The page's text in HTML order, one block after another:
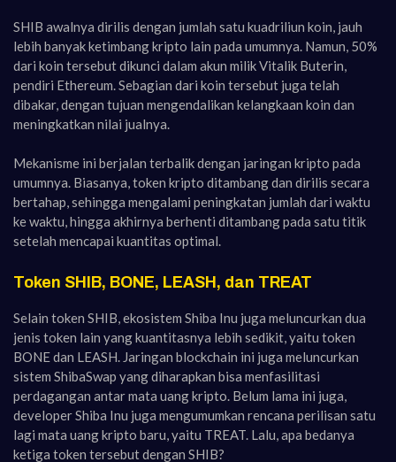
SHIB awalnya dirilis dengan jumlah satu kuadriliun koin, jauh
lebih banyak ketimbang kripto lain pada umumnya. Namun, 50%
dari koin tersebut dikunci dalam akun milik Vitalik Buterin,
pendiri Ethereum. Sebagian dari koin tersebut juga telah
dibakar, dengan tujuan mengendalikan kelangkaan koin dan
meningkatkan nilai jualnya.
Mekanisme ini berjalan terbalik dengan jaringan kripto pada
umumnya. Biasanya, token kripto ditambang dan dirilis secara
bertahap, sehingga mengalami peningkatan jumlah dari waktu
ke waktu, hingga akhirnya berhenti ditambang pada satu titik
setelah mencapai kuantitas optimal.
Token SHIB, BONE, LEASH, dan TREAT
Selain token SHIB, ekosistem Shiba Inu juga meluncurkan dua
jenis token lain yang kuantitasnya lebih sedikit, yaitu token
BONE dan LEASH. Jaringan blockchain ini juga meluncurkan
sistem ShibaSwap yang diharapkan bisa menfasilitasi
perdagangan antar mata uang kripto. Belum lama ini juga,
developer Shiba Inu juga mengumumkan rencana perilisan satu
lagi mata uang kripto baru, yaitu TREAT. Lalu, apa bedanya
ketiga token tersebut dengan SHIB?